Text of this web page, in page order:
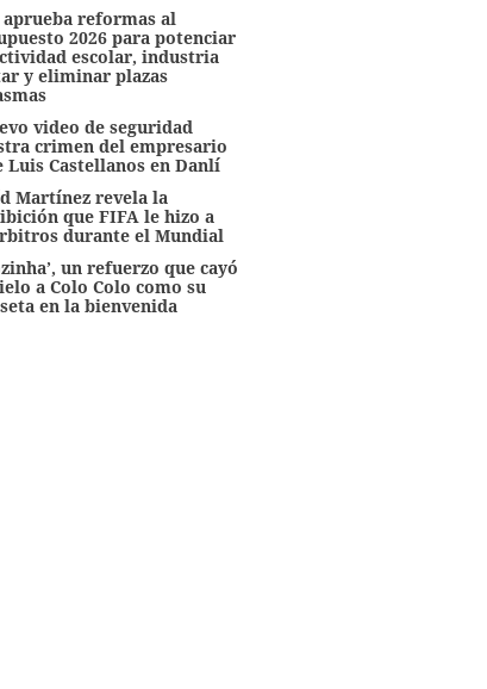
aprueba reformas al
2026 para potenciar
escolar, industria
y eliminar plazas
video de seguridad
crimen del empresario
Luis Castellanos en Danlí
Martínez revela la
que FIFA le hizo a
durante el Mundial
un refuerzo que cayó
a Colo Colo como su
en la bienvenida